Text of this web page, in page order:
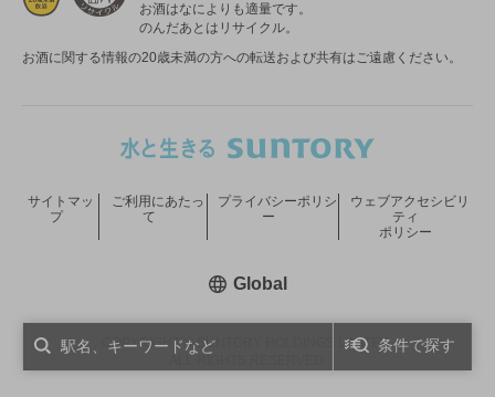
条件で探す
お酒はなによりも適量です。
のんだあとはリサイクル。
お酒に関する情報の20歳未満の方への転送および共有はご遠慮ください。
COPYRIGHT © SUNTORY HOLDINGS LIMITED.
サイトマッ
プ
ご利用にあたっ
て
プライバシーポリシ
ー
ウェブアクセシビリ
ティ
ポリシー
Global新しいウィンドウで開く